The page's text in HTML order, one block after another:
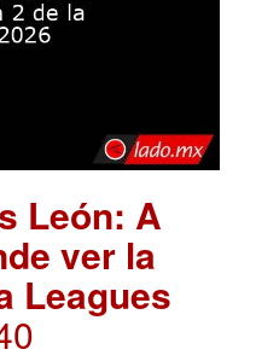
León: A
ver la
Leagues